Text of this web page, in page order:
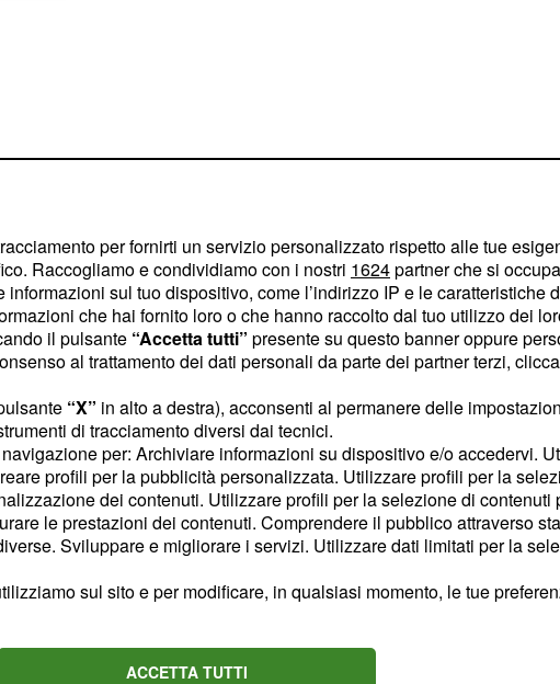
da lasciarla
ci sono state
e adesso
"la Joya" in
in
per fornirti un servizio personalizzato rispetto alle tue
Raccogliamo e condividiamo con i nostri 1624partner che si
sul tuo dispositivo, come l’indirizzo IP e le caratteristiche
che hai fornito loro o che hanno raccolto dal tuo utilizzo dei
il pulsante “Accetta tutti” presente su questo banner oppure
al trattamento dei dati personali da parte dei partner terzi,
“X” in alto a destra), acconsenti al permanere delle
di tracciamento diversi dai tecnici.
per: Archiviare informazioni su dispositivo e/o accedervi.
profili per la pubblicità personalizzata. Utilizzare profili per la
dei contenuti. Utilizzare profili per la selezione di contenuti
le prestazioni dei contenuti. Comprendere il pubblico attraverso
Sviluppare e migliorare i servizi. Utilizzare dati limitati per la
sul sito e per modificare, in qualsiasi momento, le tue
ACCETTA TUTTI